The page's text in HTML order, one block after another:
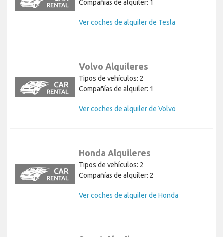
Compañías de alquiler: 1
Ver coches de alquiler de Tesla
Volvo Alquileres
Tipos de vehículos: 2
Compañías de alquiler: 1
Ver coches de alquiler de Volvo
Honda Alquileres
Tipos de vehículos: 2
Compañías de alquiler: 2
Ver coches de alquiler de Honda